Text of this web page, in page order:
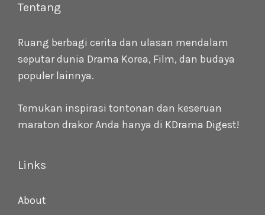
Tentang
Ruang berbagi cerita dan ulasan mendalam
seputar dunia Drama Korea, Film, dan budaya
populer lainnya.
Temukan inspirasi tontonan dan keseruan
maraton drakor Anda hanya di KDrama Digest!
Links
About